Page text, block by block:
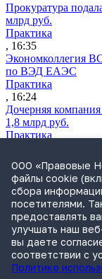
Прокуратура
млрд руб.
Практика
, 16:35
Экономколлегия
по ВЭД ЕАЭС
Практика
, 16:24
Дочерняя
1,8 млрд руб.
Практика
СИП проверит
устройствами
Практика
, 15:17
Суды 10 стран
Google о возврате
Международная
, 14:09
ООО «Правовые
файлы cookie
сбора
посетителями.
предоставлять
улучшать наш
вы даете
соответствии с
Политике